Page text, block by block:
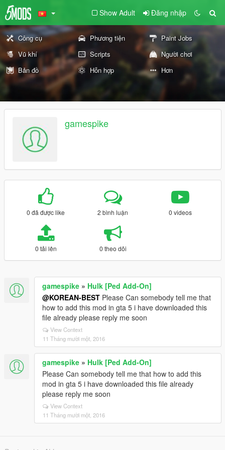
Show Adult Đăng nhập
Công cụ Phương tiện
Paint Jobs
Vũ khí
Scripts
Người chơi
Bản đồ
Hỗn hợp Hơn
gamespike
0 đã được like 2 bình luận 0 videos
0 tải lên 0 theo dõi
gamespike » Hulk [Ped Add-On]
@KOREAN-BEST Please Can somebody tell me that
how to add this mod in gta 5 i have downloaded this
file already please reply me soon
View Context
11 Tháng mười một, 2016
gamespike » Hulk [Ped Add-On]
Please Can somebody tell me that how to add this
mod in gta 5 i have downloaded this file already
please reply me soon
View Context
11 Tháng mười một, 2016